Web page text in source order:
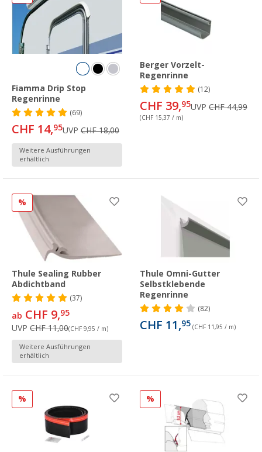
Fiamma Drip Stop
Regenrinne
(69)
CHF 14,95UVP CHF 18,00
Weitere Ausführungen
erhältlich
Berger Vorzelt-
Regenrinne
(12)
CHF 39,95UVP CHF 44,99
(CHF 15,37 / m)
%
Thule Sealing Rubber
Abdichtband
(37)
ab CHF 9,95
UVP CHF 11,00(CHF 9,95 / m)
Weitere Ausführungen
erhältlich
Thule Omni-Gutter
Selbstklebende
Regenrinne
(82)
CHF 11,95 (CHF 11,95 / m)
% %